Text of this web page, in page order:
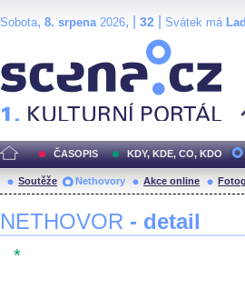
Sobota, 8. srpena2026, | 32 Svátek má
ČASOPIS KDY, KDE, CO, KDO
Soutěže Nethovory Akce online
NETHOVOR - detail
*